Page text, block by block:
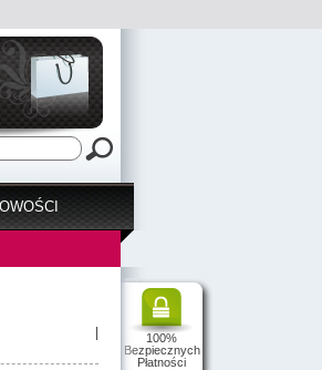
100%
Bezpiecznych
Płatności
|